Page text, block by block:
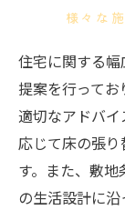
様々な
住宅に関する
提案を行って
適切なアドバ
応じて床の張
す。また、敷
の生活設計に